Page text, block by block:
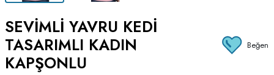
SEVIMLI YAVRU KEDI
TASARIMLI KADIN
KAPŞONLU
Beğen